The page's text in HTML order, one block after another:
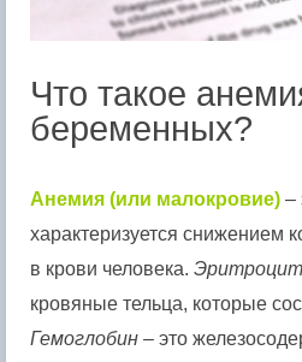
Что такое
беременных?
Анемия (или малокровие) –
характеризуется снижением
в крови человека.
кровяные тельца, которые
Гемоглобин – это